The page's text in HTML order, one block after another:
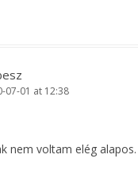
07-01 at 12:38
nem voltam elég alapos.